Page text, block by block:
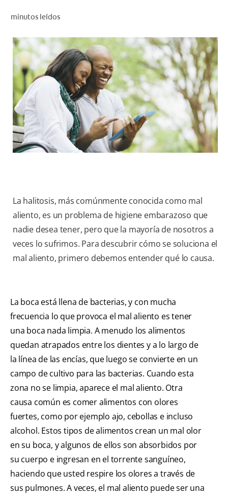
PARA PROFESIONALES
CUPONES
DÓNDE COMPRAR
BO (ES)
minutos leídos
La halitosis, más comúnmente conocida como mal
aliento, es un problema de higiene embarazoso que
nadie desea tener, pero que la mayoría de nosotros a
veces lo sufrimos. Para descubrir cómo se soluciona el
mal aliento, primero debemos entender qué lo causa.
La boca está llena de bacterias, y con mucha
frecuencia lo que provoca el mal aliento es tener
una boca nada limpia. A menudo los alimentos
quedan atrapados entre los dientes y a lo largo de
la línea de las encías, que luego se convierte en un
campo de cultivo para las bacterias. Cuando esta
zona no se limpia, aparece el mal aliento. Otra
causa común es comer alimentos con olores
fuertes, como por ejemplo ajo, cebollas e incluso
alcohol. Estos tipos de alimentos crean un mal olor
en su boca, y algunos de ellos son absorbidos por
su cuerpo e ingresan en el torrente sanguíneo,
haciendo que usted respire los olores a través de
sus pulmones. A veces, el mal aliento puede ser una